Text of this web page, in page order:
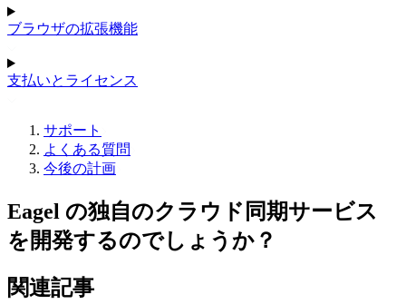
ブラウザの拡張機能
支払いとライセンス
サポート
よくある質問
今後の計画
Eagel の独自のクラウド同期サービス
を開発するのでしょうか？
関連記事